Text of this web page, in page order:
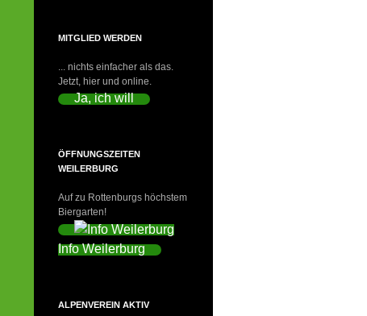
MITGLIED WERDEN
... nichts einfacher als das.
Jetzt, hier und online.
Ja, ich will
ÖFFNUNGSZEITEN
WEILERBURG
Auf zu Rottenburgs höchstem
Biergarten!
Info Weilerburg
ALPENVEREIN AKTIV